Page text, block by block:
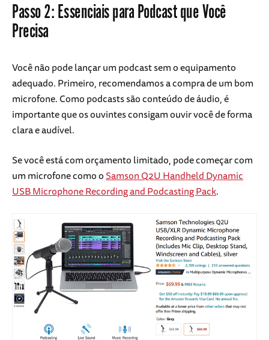
Passo 2: Essenciais para Podcast que Você
Precisa
Você não pode lançar um podcast sem o equipamento
adequado. Primeiro, recomendamos a compra de um bom
microfone. Como podcasts são conteúdo de áudio, é
importante que os ouvintes consigam ouvir você de forma
clara e audível.
Se você está com orçamento limitado, pode começar com
um microfone como oSamson Q2U Handheld Dynamic
USB Microphone Recording and Podcasting Pack.